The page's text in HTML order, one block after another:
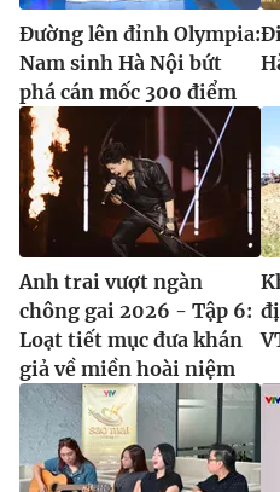
Đường lên đỉnh Olympia:
Nam sinh Hà Nội bứt
phá cán mốc 300 điểm
Anh trai vượt ngàn
chông gai 2026 - Tập 6:
Loạt tiết mục đưa khán
giả về miền hoài niệm